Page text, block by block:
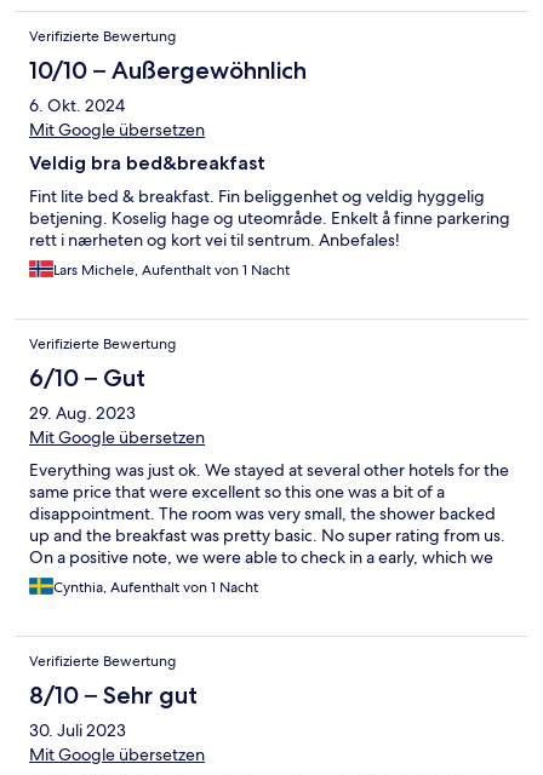
Verifizierte Bewertung
10/10 – Außergewöhnlich
6. Okt. 2024
Mit Google übersetzen
Veldig bra bed&breakfast
Fint lite bed & breakfast. Fin beliggenhet og veldig hyggelig
betjening. Koselig hage og uteområde. Enkelt å finne parkering
rett i nærheten og kort vei til sentrum. Anbefales!
Lars Michele, Aufenthalt von 1 Nacht
Verifizierte Bewertung
6/10 – Gut
29. Aug. 2023
Mit Google übersetzen
Everything was just ok. We stayed at several other hotels for the
same price that were excellent so this one was a bit of a
disappointment. The room was very small, the shower backed
up and the breakfast was pretty basic. No super rating from us.
On a positive note, we were able to check in a early, which we
very much appreciated.
Cynthia, Aufenthalt von 1 Nacht
Verifizierte Bewertung
8/10 – Sehr gut
30. Juli 2023
Mit Google übersetzen